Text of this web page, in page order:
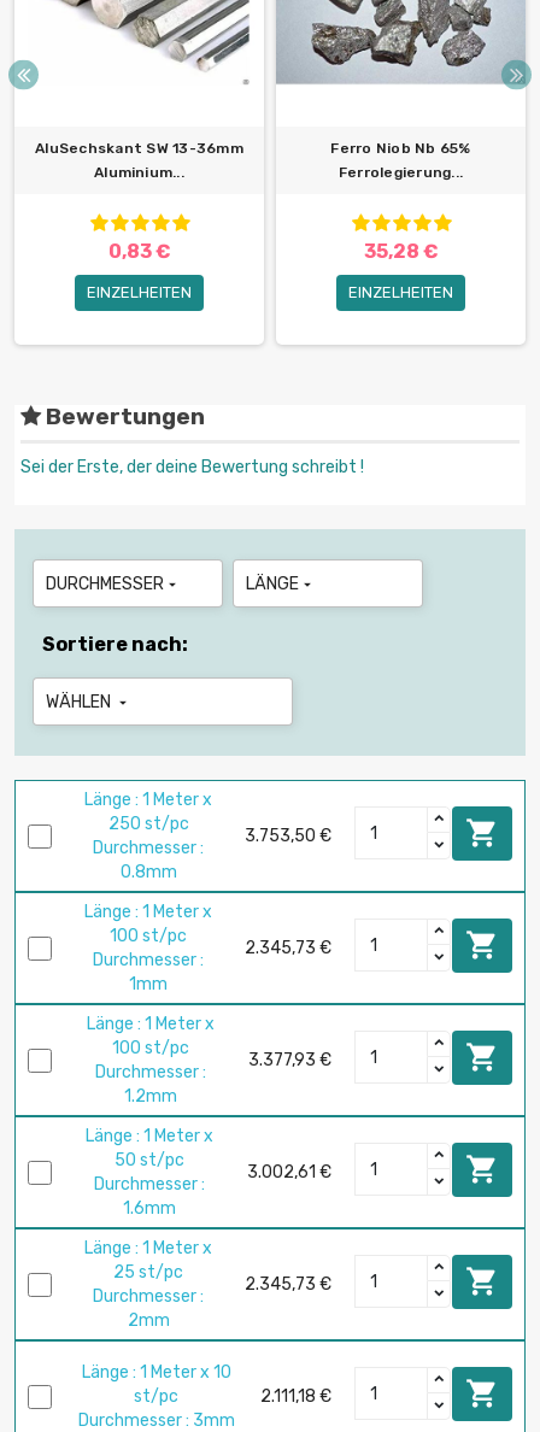
AluSechskant SW 13-36mm
Aluminium...
0,83 €
EINZELHEITEN
Ferro Niob Nb 65%
Ferrolegierung...
35,28 €
EINZELHEITEN
Bewertungen
Sei der Erste, der deine Bewertung schreibt !
DURCHMESSER  LÄNGE 
Sortiere nach:
WÄHLEN 
Länge : 1 Meter x
250 st/pc
Durchmesser :
0.8mm
3.753,50 € 
Länge : 1 Meter x
100 st/pc
Durchmesser :
1mm
2.345,73 € 
Länge : 1 Meter x
100 st/pc
Durchmesser :
1.2mm
3.377,93 € 
Länge : 1 Meter x
50 st/pc
Durchmesser :
1.6mm
3.002,61 € 
Länge : 1 Meter x
25 st/pc
Durchmesser :
2mm
2.345,73 € 
Länge : 1 Meter x 10
st/pc
Durchmesser : 3mm
2.111,18 € 